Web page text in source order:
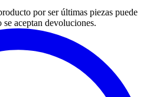
por ser últimas piezas puede
aceptan devoluciones.